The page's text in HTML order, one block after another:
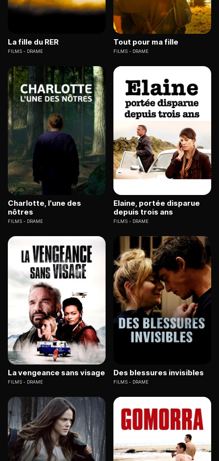
La fille du RER
FILMS DRAME
Tout pour ma fille
FILMS DRAME
Charlotte, l'une des
nôtres
FILMS DRAME
Elaine, portée disparue
depuis trois ans
FILMS DRAME
La vengeance sans visage
FILMS DRAME
Des blessures invisibles
FILMS DRAME